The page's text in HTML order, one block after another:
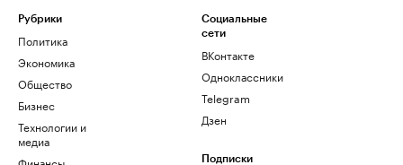
Рубрики
Политика
Экономика
Общество
Бизнес
Технологии и
медиа
Социальные
сети
ВКонтакте
Одноклассники
Telegram
Дзен
Подписки